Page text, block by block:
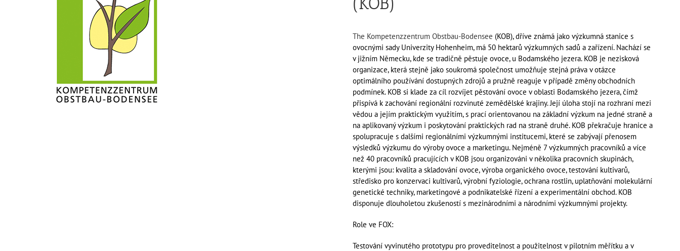
The Kompetenzzentrum Obstbau-Bodensee (KOB), dříve známá jako výzkumná stanice s
ovocnými sady Univerzity Hohenheim, má 50 hektarů výzkumných sadů a zařízení. Nachází se
v jižním Německu, kde se tradičně pěstuje ovoce, u Bodamského jezera. KOB je nezisková
organizace, která stejně jako soukromá společnost umožňuje stejná práva v otázce
optimálního používání dostupných zdrojů a pružně reaguje v případě změny obchodních
podmínek. KOB si klade za cíl rozvíjet pěstování ovoce v oblasti Bodamského jezera, čímž
přispívá k zachování regionální rozvinuté zemědělské krajiny. Její úloha stojí na rozhraní mezi
vědou a jejím praktickým využitím, s prací orientovanou na základní výzkum na jedné straně a
na aplikovaný výzkum i poskytování praktických rad na straně druhé. KOB překračuje hranice a
spolupracuje s dalšími regionálními výzkumnými institucemi, které se zabývají přenosem
výsledků výzkumu do výroby ovoce a marketingu. Nejméně 7 výzkumných pracovníků a více
než 40 pracovníků pracujících v KOB jsou organizováni v několika pracovních skupinách,
kterými jsou: kvalita a skladování ovoce, výroba organického ovoce, testování kultivarů,
středisko pro konzervaci kultivarů, výrobní fyziologie, ochrana rostlin, uplatňování molekulární
genetické techniky, marketingové a podnikatelské řízení a experimentální obchod. KOB
disponuje dlouholetou zkušeností s mezinárodními a národními výzkumnými projekty.
Role ve FOX:
Testování vyvinutého prototypu pro proveditelnost a použitelnost v pilotním měřítku a v